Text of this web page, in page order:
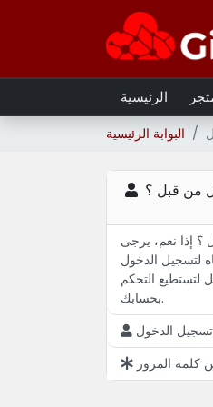
الرئيسية
البوابة الرئيسية
من قبل ؟
إذا نعم، يرجى
لتسجيل الدخول
لتستطيع التحكم
بحسابك.
تسجيل الدخول
كلمة المرور